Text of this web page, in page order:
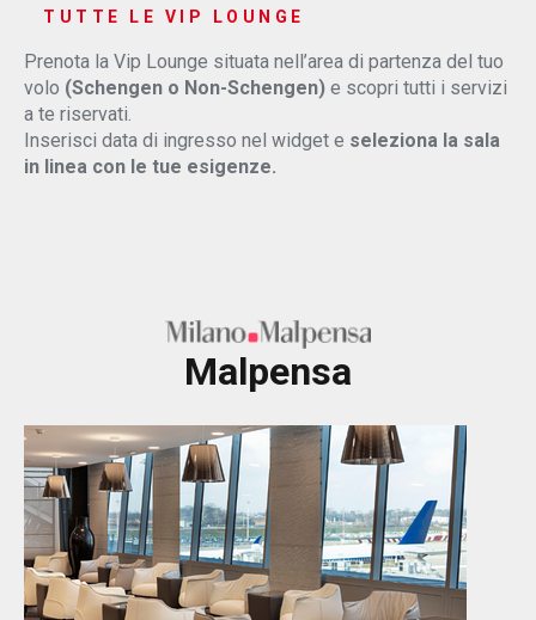
TUTTE LE VIP LOUNGE
Prenota la Vip Lounge situata nell’area di partenza del tuo
volo (Schengen o Non-Schengen) e scopri tutti i servizi
a te riservati.
Inserisci data di ingresso nel widget e seleziona la sala
in linea con le tue esigenze.
Malpensa